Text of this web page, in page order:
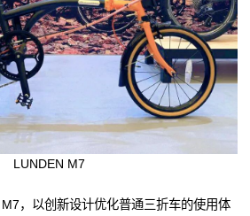
LUNDEN M7
，以创新设计优化普通三折车的使用体